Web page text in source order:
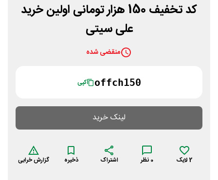
کد تخفیف 150 هزار تومانی اولین خرید
علی سیتی
منقضی شده
offch150 کپی
لینک خرید
2لایک 0 نظر اشتراک ذخیره گزارش خرابی